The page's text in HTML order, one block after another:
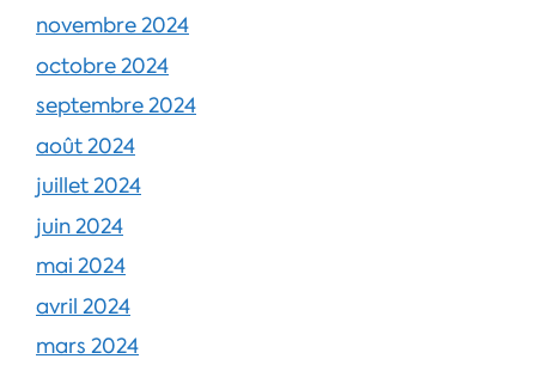
novembre 2024
octobre 2024
septembre 2024
août 2024
juillet 2024
juin 2024
mai 2024
avril 2024
mars 2024